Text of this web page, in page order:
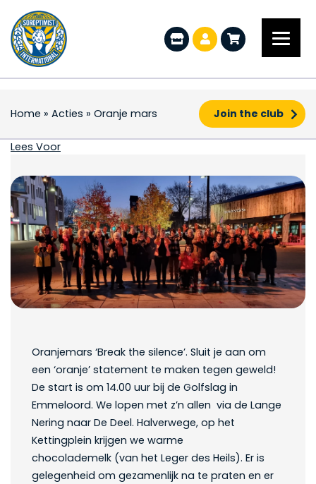
Home » Acties » Oranje mars Join the club
Oranje mars
Lees Voor
Oranjemars ‘Break the silence’. Sluit je aan om
een ‘oranje’ statement te maken tegen geweld!
De start is om 14.00 uur bij de Golfslag in
Emmeloord. We lopen met z’n allen via de Lange
Nering naar De Deel. Halverwege, op het
Kettingplein krijgen we warme
chocolademelk (van het Leger des Heils). Er is
gelegenheid om gezamenlijk na te praten en er